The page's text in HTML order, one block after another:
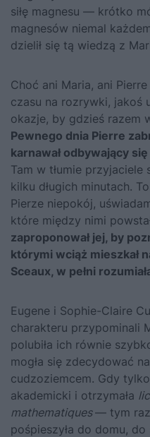
siłę magnesu — krótko
magnesów niemal
dzielił się tą wiedzą z
Choć ani Maria, ani
czasu na rozrywki, jakoś
okazje, by gdzieś razem
Pewnego dnia Pierre
karnawał odbywający
Tam w tłumie
kilku długich minutach.
Pierze niepokój,
które między nimi
zaproponował jej, by
którymi wciąż mieszkał
Sceaux, w pełni
Eugene i Sophie-Claire
charakteru przypominali
polubiła ich równie
mogła się zdecydować
cudzoziemcem. Gdy
akademicki i otrzymała
mathematiques— tym
pośpieszyła do domu,